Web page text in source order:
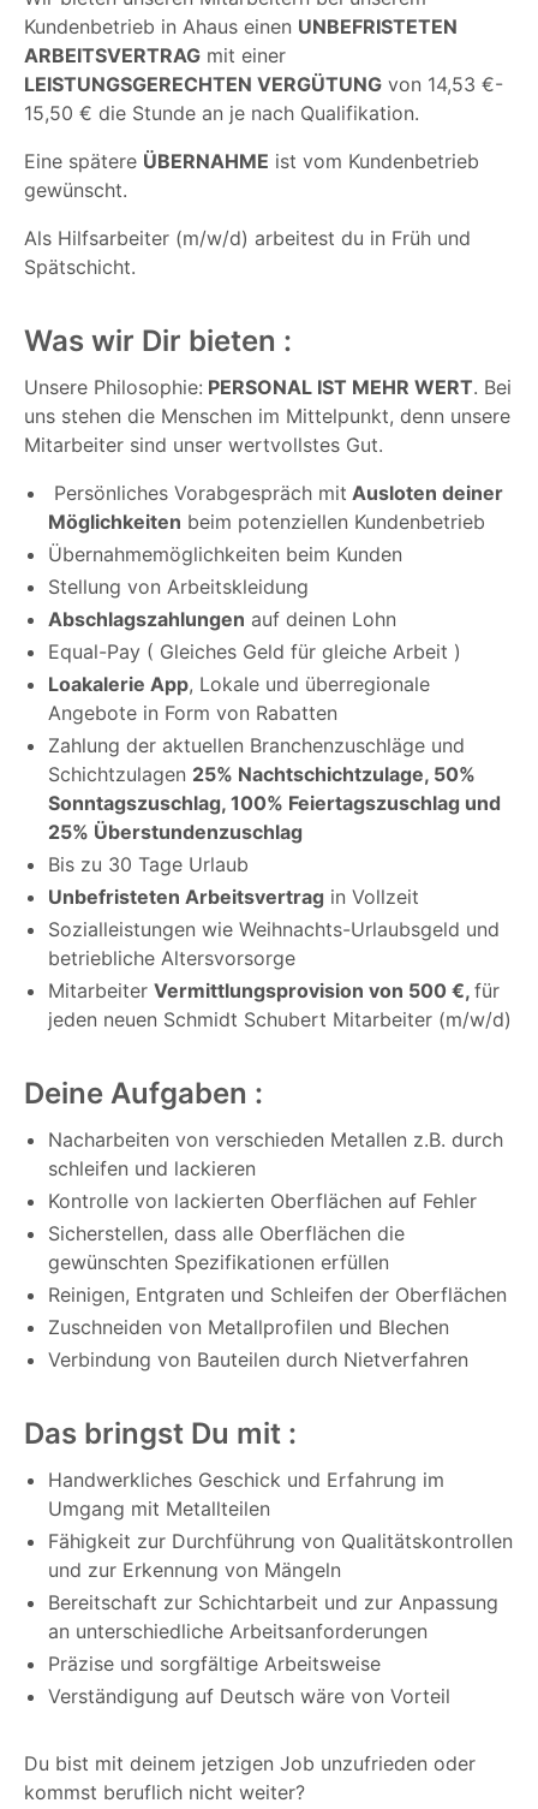
Kundenbetrieb in Ahaus einen UNBEFRISTETEN
ARBEITSVERTRAG mit einer
LEISTUNGSGERECHTEN VERGÜTUNG von 14,53 €-
15,50 € die Stunde an je nach Qualifikation.
Eine spätere ÜBERNAHME ist vom Kundenbetrieb
gewünscht.
Als Hilfsarbeiter (m/w/d) arbeitest du in Früh und
Spätschicht.
Was wir Dir bieten :
Unsere Philosophie: PERSONAL IST MEHR WERT. Bei
uns stehen die Menschen im Mittelpunkt, denn unsere
Mitarbeiter sind unser wertvollstes Gut.
Persönliches Vorabgespräch mit Ausloten deiner
Möglichkeiten beim potenziellen Kundenbetrieb
Übernahmemöglichkeiten beim Kunden
Stellung von Arbeitskleidung
Abschlagszahlungen auf deinen Lohn
Equal-Pay ( Gleiches Geld für gleiche Arbeit )
Loakalerie App, Lokale und überregionale
Angebote in Form von Rabatten
Zahlung der aktuellen Branchenzuschläge und
Schichtzulagen 25% Nachtschichtzulage, 50%
Sonntagszuschlag, 100% Feiertagszuschlag und
25% Überstundenzuschlag
Bis zu 30 Tage Urlaub
Unbefristeten Arbeitsvertrag in Vollzeit
Sozialleistungen wie Weihnachts-Urlaubsgeld und
betriebliche Altersvorsorge
Mitarbeiter Vermittlungsprovision von 500 €, für
jeden neuen Schmidt Schubert Mitarbeiter (m/w/d)
Deine Aufgaben :
Nacharbeiten von verschieden Metallen z.B. durch
schleifen und lackieren
Kontrolle von lackierten Oberflächen auf Fehler
Sicherstellen, dass alle Oberflächen die
gewünschten Spezifikationen erfüllen
Reinigen, Entgraten und Schleifen der Oberflächen
Zuschneiden von Metallprofilen und Blechen
Verbindung von Bauteilen durch Nietverfahren
Das bringst Du mit :
Handwerkliches Geschick und Erfahrung im
Umgang mit Metallteilen
Fähigkeit zur Durchführung von Qualitätskontrollen
und zur Erkennung von Mängeln
Bereitschaft zur Schichtarbeit und zur Anpassung
an unterschiedliche Arbeitsanforderungen
Präzise und sorgfältige Arbeitsweise
Verständigung auf Deutsch wäre von Vorteil
Du bist mit deinem jetzigen Job unzufrieden oder
kommst beruflich nicht weiter?